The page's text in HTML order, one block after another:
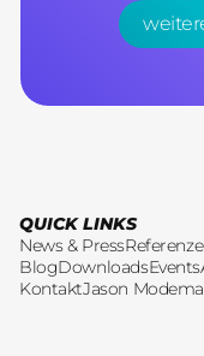
weitere
QUICK LINKS
News & Press
BlogDownloadsEvents
KontaktJason